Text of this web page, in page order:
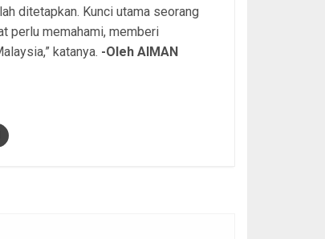
ditetapkan. Kunci utama seorang
perlu memahami, memberi
katanya. -Oleh AIMAN